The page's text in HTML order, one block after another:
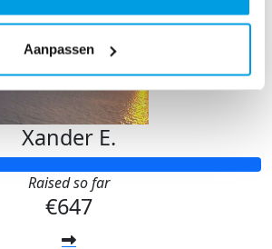
Aanpassen
Xander E.
Raised so far
€647